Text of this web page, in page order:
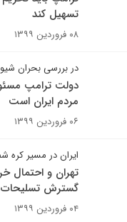
تسهیل کند
۰۸ فروردین ۱۳۹۹
در بررسی بحران
دولت ترامپ
مردم ایران است
۰۶ فروردین ۱۳۹۹
ایران در مسیر کره
تهران و احتمال
گسترش
۰۴ فروردین ۱۳۹۹